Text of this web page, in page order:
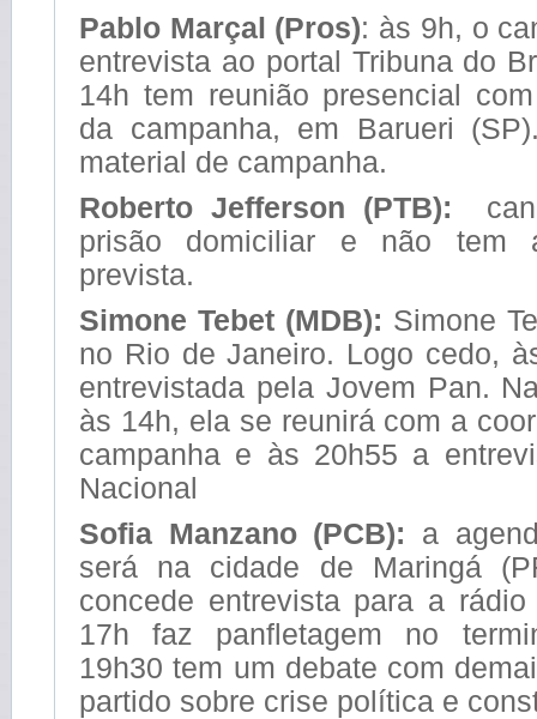
Pablo Marçal (Pros): às 9h, o
entrevista ao portal Tribuna do
14h tem reunião presencial
da campanha, em Barueri
material de campanha.
Roberto Jefferson (PTB):
prisão domiciliar e não tem
prevista.
Simone Tebet (MDB): Simone
no Rio de Janeiro. Logo cedo,
entrevistada pela Jovem Pan.
às 14h, ela se reunirá com a
campanha e às 20h55 a
Nacional
Sofia Manzano (PCB): a
será na cidade de Maringá
concede entrevista para a
17h faz panfletagem no
19h30 tem um debate com
partido sobre crise política e